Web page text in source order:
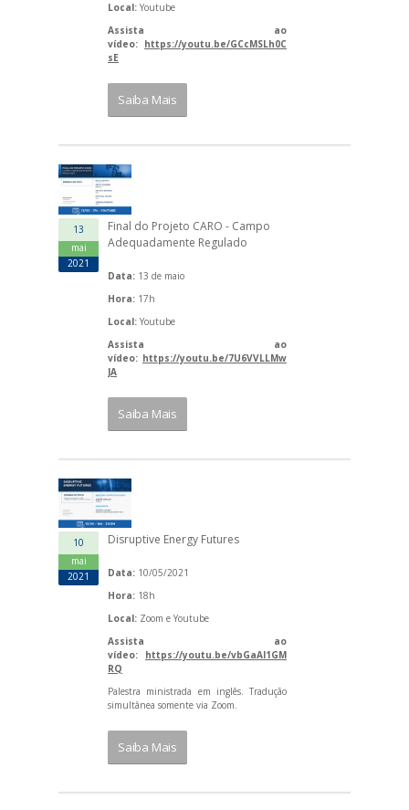
Local: Youtube
Assista ao
vídeo: https://youtu.be/GCcMSLh0C
sE
Saiba Mais
13
mai
2021
Final do Projeto CARO - Campo
Adequadamente Regulado
Data: 13 de maio
Hora: 17h
Local: Youtube
Assista ao
vídeo: https://youtu.be/7U6VVLLMw
JA
Saiba Mais
10
mai
2021
Disruptive Energy Futures
Data: 10/05/2021
Hora: 18h
Local: Zoom e Youtube
Assista ao
vídeo: https://youtu.be/vbGaAI1GM
RQ
Palestra ministrada em inglês. Tradução
simultânea somente via Zoom.
Saiba Mais